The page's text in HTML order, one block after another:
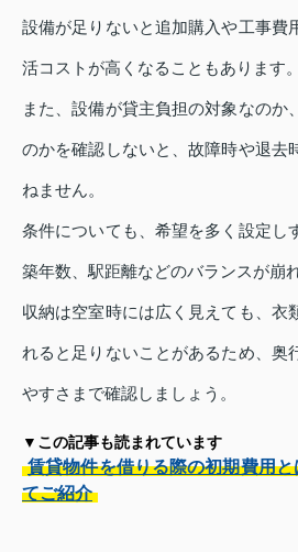
設備が足りないと追加購入や工事費
活コストが高くなることもあります。
また、設備が貸主負担の対象なのか
のかを確認しないと、故障時や退去
ねません。
条件についても、希望を多く設定し
築年数、駅距離などのバランスが崩
収納は空室時には広く見えても、衣
れると足りないことがあるため、奥
やすさまで確認しましょう。
▼この記事も読まれています
賃貸物件を借りる際の初期費用
てご紹介